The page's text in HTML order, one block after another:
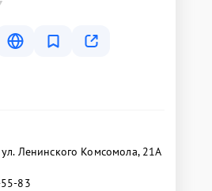
ул. Ленинского Комсомола, 21А
83